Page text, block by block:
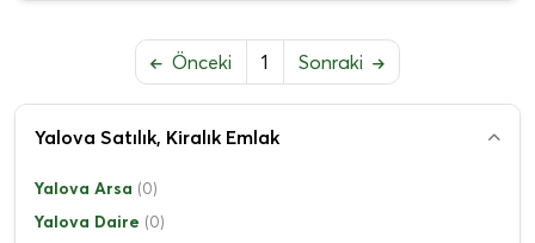
Yalova Satılık, Kiralık Emlak
Yalova Arsa (0)
Yalova Daire (0)
Önceki 1 Sonraki